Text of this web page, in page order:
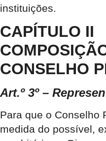
instituições.
CAPÍTULO II
CONSELHO
Art.º 3º –
Para que o Conselho
medida do possível,